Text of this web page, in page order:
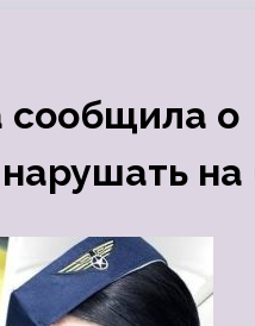
сообщила о
на